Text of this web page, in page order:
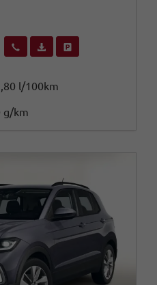
Wir rufen Sie anFahrzeugexposé (PDF)
l/100km
g/km